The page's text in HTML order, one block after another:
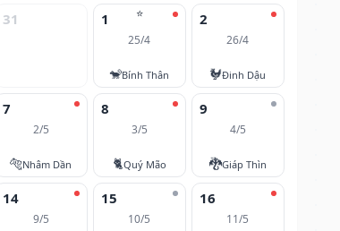
31 ⭐
1
25/4
🐒Bính Thân
2
26/4
🐓Đinh Dậu
7
2/5
🐅Nhâm Dần
8
3/5
🐈Quý Mão
9
4/5
🐉Giáp Thìn
14
9/5
15
10/5
16
11/5